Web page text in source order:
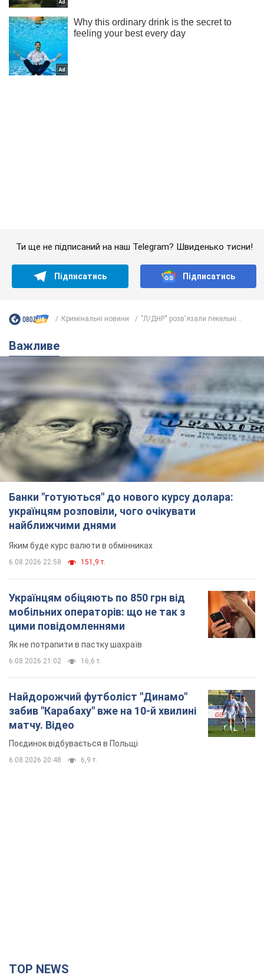
Банки "готуються" до нового курсу долара:
українцям розповіли, чого очікувати
найближчими днями
Яким буде курс валюти в обмінниках
6.08.2026 22:58 151,9 т.
Українцям обіцяють по 850 грн від
мобільних операторів: що не так з
цими повідомленнями
Як не потрапити в пастку шахраїв
6.08.2026 21:02 16,6 т.
Найдорожчий футболіст "Динамо"
забив "Карабаху" вже на 10-й хвилині
Поєдинок відбувається в Польщі
6.08.2026 20:48
Мобільні оператори підвищили тарифи "до